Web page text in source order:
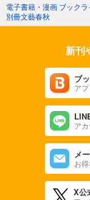
あら
499円 (
別冊
499円 (
あら
電子書籍・漫画 ブック
別冊文藝春秋
新刊
ブ
ア
ア
メ
お
X公